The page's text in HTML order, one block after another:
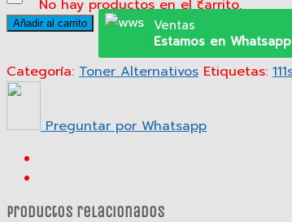
No hay productos en el carrito.
Añadir al carrito
Ventas
Estamos en Whatsapp
Categoría: Toner Alternativos Etiquetas:
Preguntar por Whatsapp
Productos relacionados